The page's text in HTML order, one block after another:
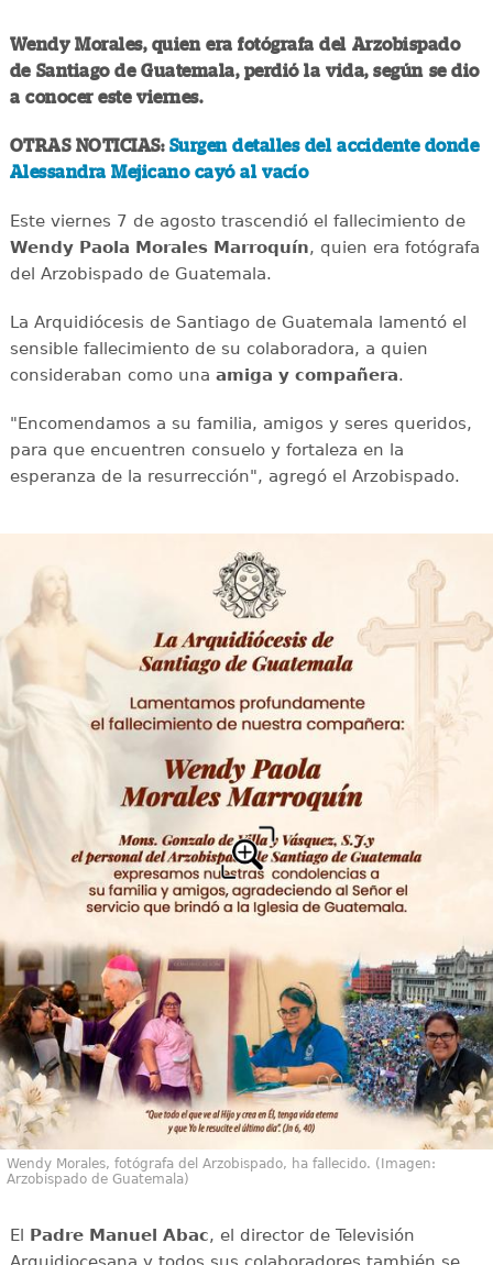
Wendy Morales, quien era fotógrafa del Arzobispado
de Santiago de Guatemala, perdió la vida, según se dio
a conocer este viernes.
OTRAS NOTICIAS: Surgen detalles del accidente donde
Alessandra Mejicano cayó al vacío
Este viernes 7 de agosto trascendió el fallecimiento de
Wendy Paola Morales Marroquín, quien era fotógrafa
del Arzobispado de Guatemala.
La Arquidiócesis de Santiago de Guatemala lamentó el
sensible fallecimiento de su colaboradora, a quien
consideraban como una amiga y compañera.
"Encomendamos a su familia, amigos y seres queridos,
para que encuentren consuelo y fortaleza en la
esperanza de la resurrección", agregó el Arzobispado.
Wendy Morales, fotógrafa del Arzobispado, ha fallecido. (Imagen:
Arzobispado de Guatemala)
El Padre Manuel Abac, el director de Televisión